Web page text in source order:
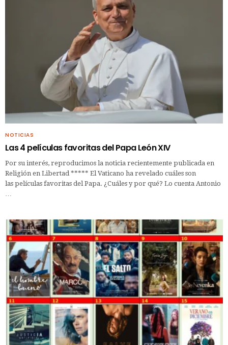
NOTICIAS
Las 4 películas favoritas del Papa León XIV
Por su interés, reproducimos la noticia recientemente publicada en
Religión en Libertad ***** El Vaticano ha revelado cuáles son
las películas favoritas del Papa. ¿Cuáles y por qué? Lo cuenta Antonio
…